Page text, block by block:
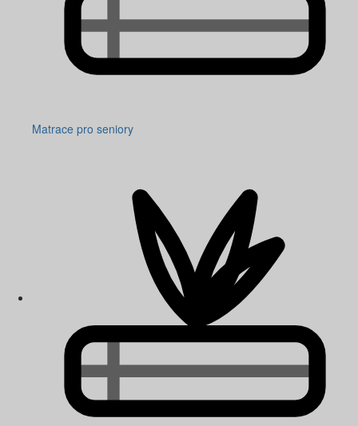
Matrace pro seniory